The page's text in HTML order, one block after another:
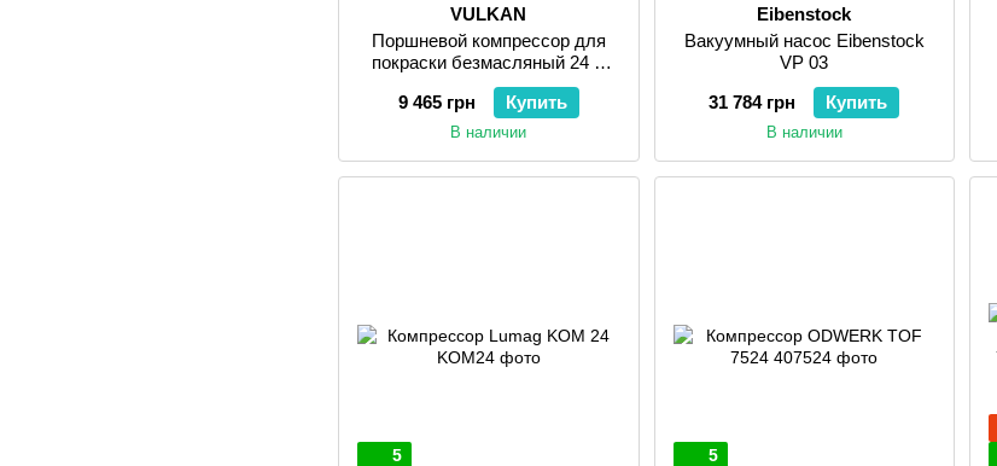
VULKAN
Поршневой компрессор для
покраски безмасляный 24 л
VULKAN IBL 24 LOS
9 465 грн
Купить
В наличии
Eibenstock
Вакуумный насос Eibenstock
VP 03
31 784 грн
Купить
В наличии
5
5